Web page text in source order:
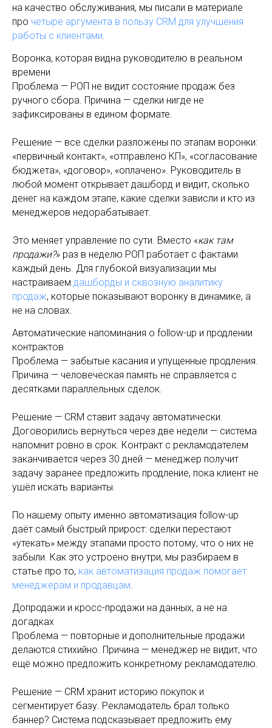
на качество обслуживания, мы писали в материале
про четыре аргумента в пользу CRM для улучшения
работы с клиентами.
Воронка, которая видна руководителю в реальном
времени
Проблема — РОП не видит состояние продаж без
ручного сбора. Причина — сделки нигде не
зафиксированы в едином формате.
Решение — все сделки разложены по этапам воронки:
«первичный контакт», «отправлено КП», «согласование
бюджета», «договор», «оплачено». Руководитель в
любой момент открывает дашборд и видит, сколько
денег на каждом этапе, какие сделки зависли и кто из
менеджеров недорабатывает.
Это меняет управление по сути. Вместо «как там
продажи?» раз в неделю РОП работает с фактами
каждый день. Для глубокой визуализации мы
настраиваем дашборды и сквозную аналитику
продаж, которые показывают воронку в динамике, а
не на словах.
Автоматические напоминания о follow-up и продлении
контрактов
Проблема — забытые касания и упущенные продления.
Причина — человеческая память не справляется с
десятками параллельных сделок.
Решение — CRM ставит задачу автоматически.
Договорились вернуться через две недели — система
напомнит ровно в срок. Контракт с рекламодателем
заканчивается через 30 дней — менеджер получит
задачу заранее предложить продление, пока клиент не
ушёл искать варианты.
По нашему опыту именно автоматизация follow-up
даёт самый быстрый прирост: сделки перестают
«утекать» между этапами просто потому, что о них не
забыли. Как это устроено внутри, мы разбираем в
статье про то, как автоматизация продаж помогает
менеджерам и продавцам.
Допродажи и кросс-продажи на данных, а не на
догадках
Проблема — повторные и дополнительные продажи
делаются стихийно. Причина — менеджер не видит, что
ещё можно предложить конкретному рекламодателю.
Решение — CRM хранит историю покупок и
сегментирует базу. Рекламодатель брал только
баннер? Система подсказывает предложить ему